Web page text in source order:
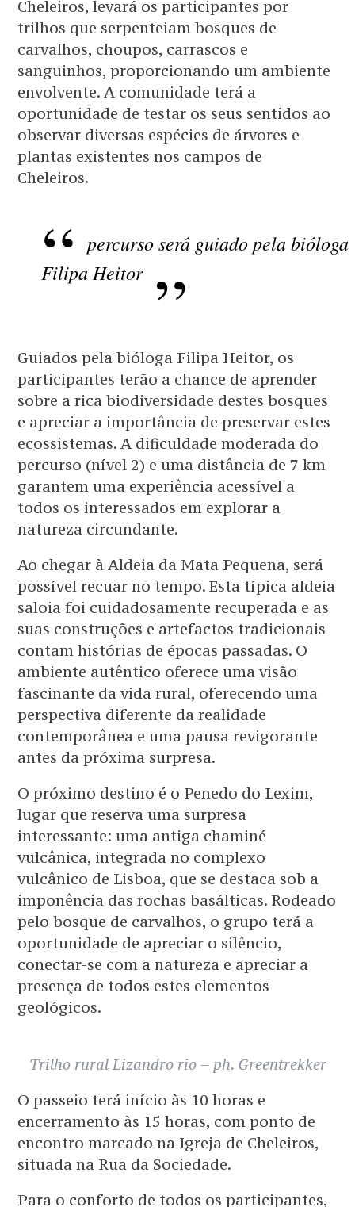
Cheleiros, levará os participantes por
trilhos que serpenteiam bosques de
carvalhos, choupos, carrascos e
sanguinhos, proporcionando um ambiente
envolvente. A comunidade terá a
oportunidade de testar os seus sentidos ao
observar diversas espécies de árvores e
plantas existentes nos campos de
Cheleiros.
percurso será guiado pela bióloga
Filipa Heitor
Guiados pela bióloga Filipa Heitor, os
participantes terão a chance de aprender
sobre a rica biodiversidade destes bosques
e apreciar a importância de preservar estes
ecossistemas. A dificuldade moderada do
percurso (nível 2) e uma distância de 7 km
garantem uma experiência acessível a
todos os interessados em explorar a
natureza circundante.
Ao chegar à Aldeia da Mata Pequena, será
possível recuar no tempo. Esta típica aldeia
saloia foi cuidadosamente recuperada e as
suas construções e artefactos tradicionais
contam histórias de épocas passadas. O
ambiente autêntico oferece uma visão
fascinante da vida rural, oferecendo uma
perspectiva diferente da realidade
contemporânea e uma pausa revigorante
antes da próxima surpresa.
O próximo destino é o Penedo do Lexim,
lugar que reserva uma surpresa
interessante: uma antiga chaminé
vulcânica, integrada no complexo
vulcânico de Lisboa, que se destaca sob a
imponência das rochas basálticas. Rodeado
pelo bosque de carvalhos, o grupo terá a
oportunidade de apreciar o silêncio,
conectar-se com a natureza e apreciar a
presença de todos estes elementos
geológicos.
Trilho rural Lizandro rio – ph. Greentrekker
O passeio terá início às 10 horas e
encerramento às 15 horas, com ponto de
encontro marcado na Igreja de Cheleiros,
situada na Rua da Sociedade.
Para o conforto de todos os participantes,